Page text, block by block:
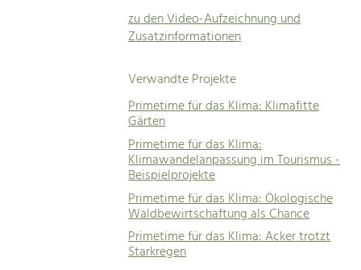
zu den Video-Aufzeichnung und
Zusatzinformationen
Verwandte Projekte
Primetime für das Klima: Klimafitte
Gärten
Primetime für das Klima:
Klimawandelanpassung im Tourismus -
Beispielprojekte
Primetime für das Klima: Ökologische
Waldbewirtschaftung als Chance
Primetime für das Klima: Acker trotzt
Starkregen